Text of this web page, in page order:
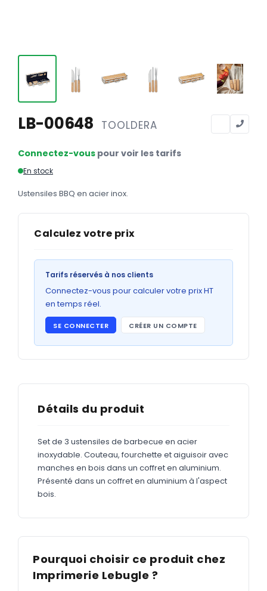
Tête de lettre
Enveloppes
Sous-mains
Chemises
GRAND FORMAT
Abribus
ADHÉSIFS
Étiquettes adhésives
Étiquettes adhésives en bobine
MARQUAGE TEXTILE
Tee-shirts Nouveau
Polos Nouveau
LB-00648 TOOLDERA
Connectez-vous pour voir les tarifs
En stock
Ustensiles BBQ en acier inox.
Calculez votre prix
Tarifs réservés à nos clients
Connectez-vous pour calculer votre prix HT
en temps réel.
SE CONNECTER CRÉER UN COMPTE
Détails du produit
Set de 3 ustensiles de barbecue en acier
inoxydable. Couteau, fourchette et aiguisoir avec
manches en bois dans un coffret en aluminium.
Présenté dans un coffret en aluminium à l'aspect
bois.
Pourquoi choisir ce produit chez
Imprimerie Lebugle ?